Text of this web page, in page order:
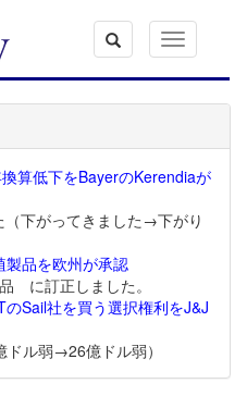
Toggle
navigation
算低下をBayerのKerendiaが
（下がってきました→下がり
製品を欧州が承認
に訂正しました。
Sail社を買う選択権利をJ&J
ドル弱→26億ドル弱）